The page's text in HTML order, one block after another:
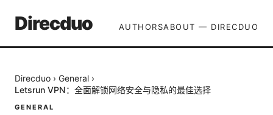
Direcduo AUTHORSABOUT — DIRECDUO
Direcduo › General ›
Letsrun VPN：全面解锁网络安全与隐私的最佳选择
GENERAL